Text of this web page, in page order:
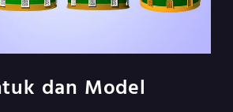
dan Model